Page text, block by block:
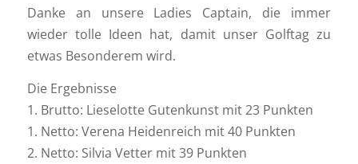
Danke an unsere Ladies Captain, die immer
wieder tolle Ideen hat, damit unser Golftag zu
etwas Besonderem wird.
Die Ergebnisse
1. Brutto: Lieselotte Gutenkunst mit 23 Punkten
1. Netto: Verena Heidenreich mit 40 Punkten
2. Netto: Silvia Vetter mit 39 Punkten